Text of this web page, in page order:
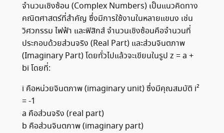
จำนวนเชิงซ้อน (Complex Numbers) เป็นแนวคิดทาง
คณิตศาสตร์ที่สำคัญ ซึ่งมีการใช้งานในหลายแขนง เช่น
วิศวกรรม ไฟฟ้า และฟิสิกส์ จำนวนเชิงซ้อนคือจำนวนที่
ประกอบด้วยส่วนจริง (Real Part) และส่วนจินตภาพ
(Imaginary Part) โดยทั่วไปแล้วจะเขียนในรูป z = a +
bi โดยที่:
i คือหน่วยจินตภาพ (imaginary unit) ซึ่งมีคุณสมบัติ i²
= -1
a คือส่วนจริง (real part)
b คือส่วนจินตภาพ (imaginary part)